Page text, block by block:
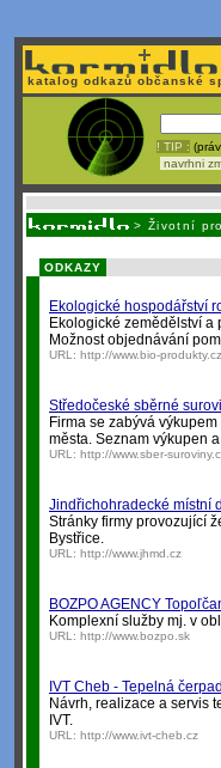
katalog odkazů občanské
! TIP :
navrhni
> Životní
ODKAZY
Ekologické hospodářství
Ekologické zemědělství
Možnost objednávání
URL: http://www.bio-produkty.cz
Středočeské sběrné
Firma se zabývá
města. Seznam výkupen
URL: http://www.sber-
Jindřichohradecké místní
Stránky firmy provozující
Bystřice.
URL: http://www.jhmd.cz
BOZPO AGENCY
Komplexní služby mj. v
URL: http://www.bozpo.sk
IVT Cheb - Tepelná
Návrh, realizace a servis
IVT.
URL: http://www.ivt-cheb.cz